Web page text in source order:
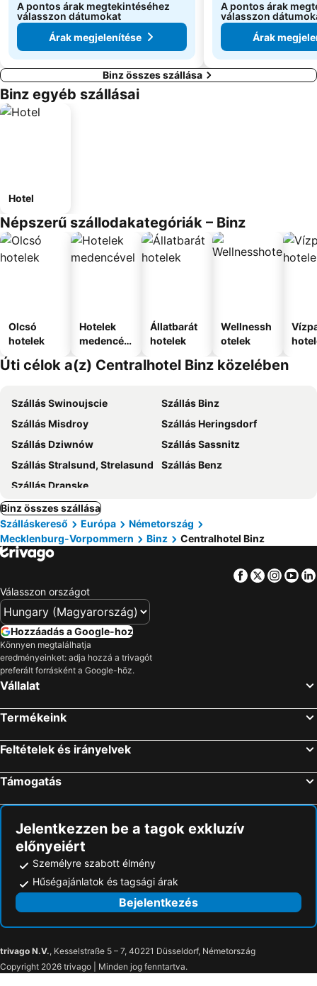
A pontos árak megtekintéséhez
válasszon dátumokat
Árak megjelenítése
A pontos árak
válasszon
Árak
Binz összes szállása
Binz egyéb szállásai
Hotel
Népszerű szállodakategóriák – Binz
Olcsó
hotelek
Hotelek
medencév
Állatbarát
hotelek
Wellnessh
otelek
Úti célok a(z) Centralhotel Binz közelében
Szállás Swinoujscie
Szállás Binz
Szállás Misdroy
Szállás Heringsdorf
Szállás Dziwnów
Szállás Sassnitz
Szállás Stralsund, Strelasund
Szállás Benz
Szállás Dranske
Binz összes szállása
Szálláskereső
Európa
Németország
Mecklenburg-Vorpommern
Binz Centralhotel Binz
Facebook
Twitter
Válasszon országot
Hozzáadás a Google-hoz
Könnyen megtalálhatja
eredményeinket: adja hozzá a trivagót
preferált forrásként a Google-höz.
Vállalat
Termékeink
Feltételek és irányelvek
Támogatás
Jelentkezzen be a tagok exkluzív
előnyeiért
Személyre szabott élmény
Hűségajánlatok és tagsági árak
Bejelentkezés
trivago N.V., Kesselstraße 5 – 7, 40221 Düsseldorf, Németország
Copyright 2026 trivago | Minden jog fenntartva.